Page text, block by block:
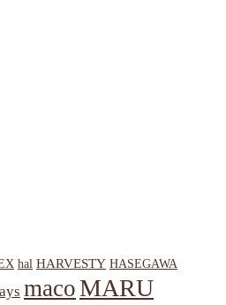
hal HARVESTY HASEGAWA
macoMARU